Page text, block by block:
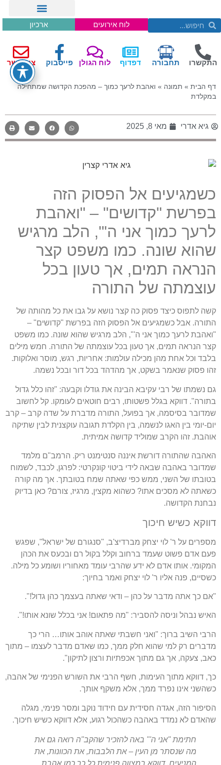
לוח אירועים ארכיון
התקשרו תחבורה דפדוף לוח הגולן פייסבוק צור קשר
דף הבית » תמונה » ואהבת לרעך כמוך – מהפכת הקדושה שמתחילה
במקלדת
גיא אדרי מאי 8, 2025
כשמגיעים אל הפסוק הזה
בפרשת "קדושים" – "ואהבת
לרעך כמוך אני ה'", הלב מרגיש
שהוא שונה. כמו משפט קצר
הנראה תמים, אך טעון בכל
עוצמתה של התורה
קשה לתפוס כיצד פסוק כה קצר נושא על גבו את כל מהותה של
התורה. אבל כשמגיעים אל הפסוק הזה בפרשת "קדושים" –
"ואהבת לרעך כמוך אני ה'", הלב מרגיש שהוא שונה. כמו משפט
קצר הנראה תמים, אך טעון בכל עוצמתה של התורה. חמש מילים
בלבד וכל אחת מהן מכילה עולמות: אחריות, רגש, מוסר ואלוקות.
זהו פסוק שנאמר בשקט, אך מהדהד בכל דור ובכל נשמה.
גם נשמתו של רבי עקיבא הבינה את גודלו וקבעה: "זהו כלל גדול
בתורה". דווקא בגלל פשטותו, רבים חוטאים לעומקו. קל לחשוב
שמדובר בסיסמה, אך בפועל, התורה מדברת על שדה קרב – קרב
יום-יומי בין האגו לנשמה, בין הקלדת תגובה עוקצנית לבין שתיקה
אוהבת. זהו הקרב שמוליד קדושה אמיתית.
האהבה שהתורה דורשת איננה סנטימנט ריק. הרמב"ם מלמד
שמדובר באהבה שבאה לידי ביטוי קונקרטי: לפרגן, לכבד, לשמוח
בטובתו של השני, ממש כפי שאתה שמח בטובתך. אך מה קורה
כשאתה לא מסכים אתו? כשהוא מקצין, מרגיז, צורם? כאן בדיוק
נבחנת הקדושה.
דווקא כשיש חיכוך
מספרים על ר' לוי יצחק מברדיצ'ב, "סנגורם של ישראל", שפגש
פעם אדם פשוט שעמד ברחוב וקלל בקול רם ובכעס את הכהן
המקומי. אותו אדם לא ידע שהרבי עומד מאחוריו ושומע כל מילה.
כשסיים, פנה אליו ר' לוי יצחק ואמר בחיוך:
"אם כך אתה מדבר על כהן – ודאי שאתה בעצמך כהן גדול!".
האיש נבהל וניסה להסביר: "מה פתאום! אני בכלל שונא אותו!".
הרבי השיב ברוך: "ואני חשבתי שאתה אוהב אותו… הרי כך
מדברים רק למי שהוא חלק ממך, כמו שאדם מדבר לעצמו – מתוך
כאב, צעקה, אך גם מתוך אכפתיות ורצון לתיקון".
כך, דווקא מתוך העימות, חשף הרבי את השורש הפנימי של אהבה,
כשהשני אינו נפרד ממך, אלא משקף אותך.
הסיפור הזה, אגדה חסידית עם חידוד נוקב ומסר פנימי, מגלה
שהאדם לא נמדד באהבה כשהכול רגוע, אלא דווקא כשיש חיכוך.
חתימת "אני ה'" באה להזכיר שהקב"ה רואה גם את
מה שנסתר מן העין – את הלבבות, את הכוונות, את
המניעים. דווקא במצווה פנימית כל כך כמו אהבת